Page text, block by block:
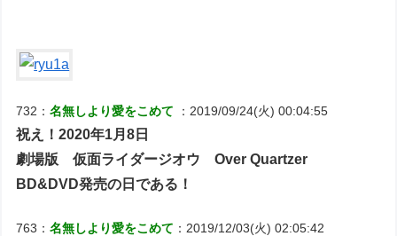
732：名無しより愛をこめて ：2019/09/24(火) 00:04:55
祝え！2020年1月8日
劇場版 仮面ライダージオウ Over Quartzer
BD&DVD発売の日である！
763：名無しより愛をこめて ：2019/12/03(火) 02:05:42